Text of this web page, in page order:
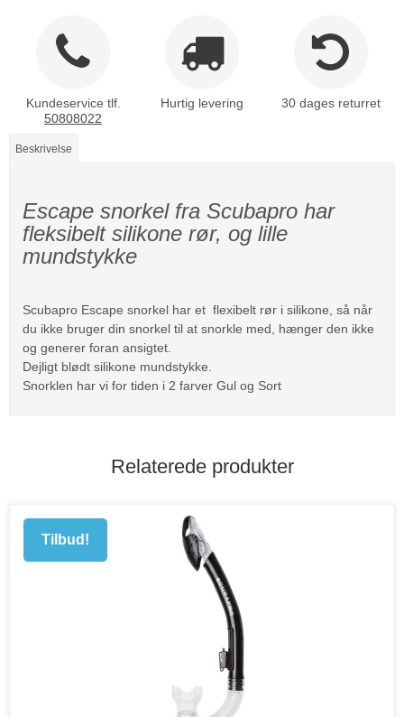
Kundeservice tlf.
50808022
Hurtig levering 30 dages returret
Beskrivelse
Escape snorkel fra Scubapro har
fleksibelt silikone rør, og lille
mundstykke
Scubapro Escape snorkel har et flexibelt rør i silikone, så når
du ikke bruger din snorkel til at snorkle med, hænger den ikke
og generer foran ansigtet.
Dejligt blødt silikone mundstykke.
Snorklen har vi for tiden i 2 farver Gul og Sort
Relaterede produkter
Tilbud!